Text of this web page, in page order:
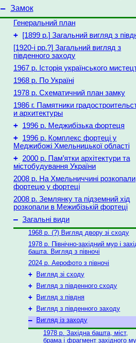
– Замок
Генеральний план
+
[1899 р.] Загальний вигляд з
[1920-і рр.?] Загальний вигляд з
південного заходу
1967 р. Історія українського
1968 р. По Україні
1978 р. Схематичний план замку
1986 г. Памятники
и архитектуры
+ 1996 р. Меджибізька фортеця
+
1996 р. Комплекс фортеці у
Меджибожі Хмельницької області
+
2000 р. Пам’ятки архітектури та
містобудування України
2008 р. На Хмельниччині розкопали
фортецю у фортеці
2008 р. Землянку та підземний хід
розкопали в Межибізькій фортеці
– Загальні види
1968 р. (?) Вигляд двору зі сходу
1978 р. Північно-західний мур і
башта. Вигляд з півночі
2024 р. Аерофото з півночі
+
Вигляд зі сходу
+
Вигляд з південного сходу
+
Вигляд з півдня
+
Вигляд з південного заходу
–
Вигляд із заходу
1978 р. Західна башта, міст,
брама і фрагмент західного